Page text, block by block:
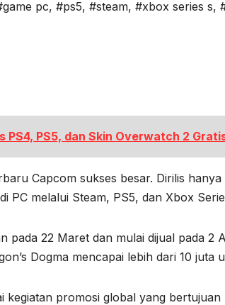
pc, #ps5, #steam, #xbox series s,
PS4, PS5, dan Skin Overwatch 2
Capcom sukses besar. Dirilis
PC melalui Steam, PS5, dan Xbox
pada 22 Maret dan mulai dijual pada 2
Dogma mencapai lebih dari 10 juta
kegiatan promosi global yang